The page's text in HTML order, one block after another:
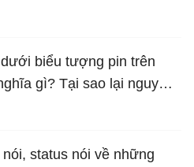
biểu tượng pin trên
gì? Tại sao lại nguy
status nói về những